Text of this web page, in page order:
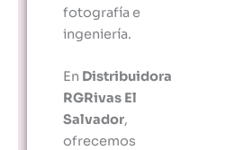
fotografía e
ingeniería.
En Distribuidora
RGRivas El
Salvador,
ofrecemos